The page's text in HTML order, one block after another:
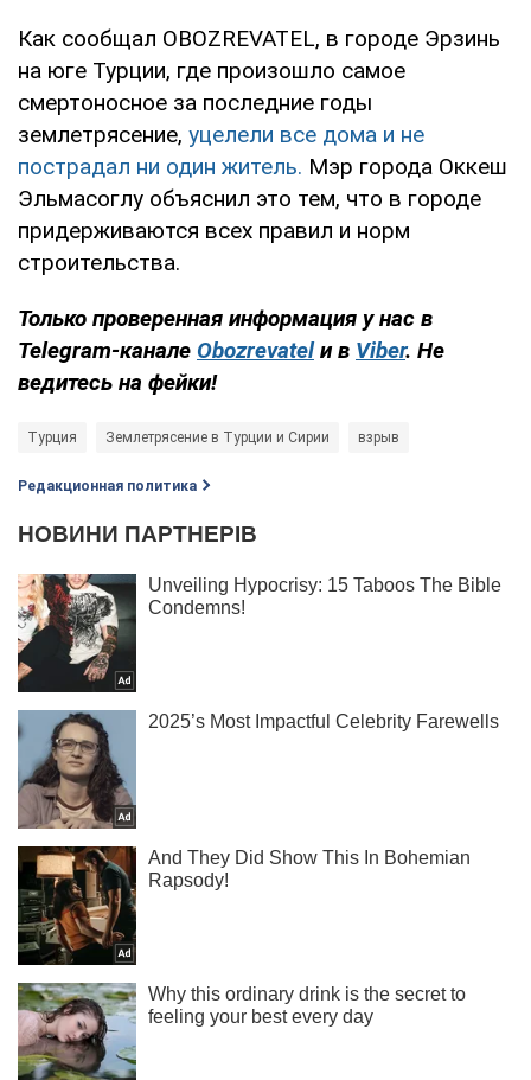
Как сообщал OBOZREVATEL, в городе Эрзинь
на юге Турции, где произошло самое
смертоносное за последние годы
землетрясение, уцелели все дома и не
пострадал ни один житель. Мэр города Оккеш
Эльмасоглу объяснил это тем, что в городе
придерживаются всех правил и норм
строительства.
Только проверенная информация у нас в
Telegram-канале Obozrevatel и в Viber. Не
ведитесь на фейки!
Турция Землетрясение в Турции и Сирии взрыв
Редакционная политика